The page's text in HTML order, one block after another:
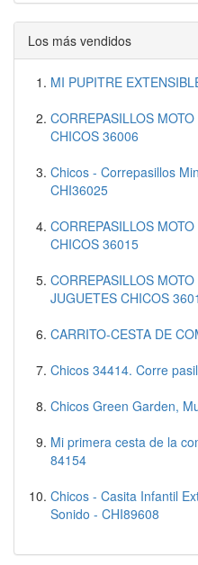
Los más vendidos
MI PUPITRE
CORREPASILLOS
CHICOS 36006
Chicos - Correpasillos
CHI36025
CORREPASILLOS
CHICOS 36015
CORREPASILLOS
JUGUETES CHICOS
CARRITO-CESTA DE
Chicos 34414. Corre
Chicos Green Garden,
Mi primera cesta de la
84154
Chicos - Casita Infantil
Sonido - CHI89608